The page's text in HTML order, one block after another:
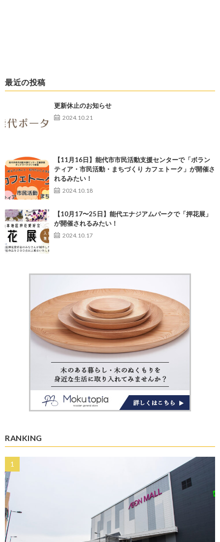
最近の投稿
更新休止のお知らせ
2024.10.21
【11月16日】能代市市民活動支援センターで「ボラン
ティア・市民活動・まちづくり カフェトーク」が開催さ
れるみたい！
2024.10.18
【10月17〜25日】能代エナジアムパークで「押花展」
が開催されるみたい！
2024.10.17
RANKING